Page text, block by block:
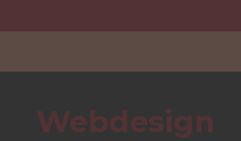
Webdesign